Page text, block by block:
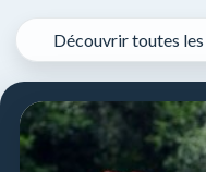
Découvrir toutes